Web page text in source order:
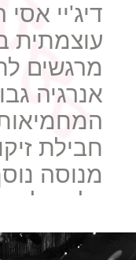
דיג'יי
עוצמתית
מרגשים
אנרגיה
חבילת
מנוסה
כל קהל